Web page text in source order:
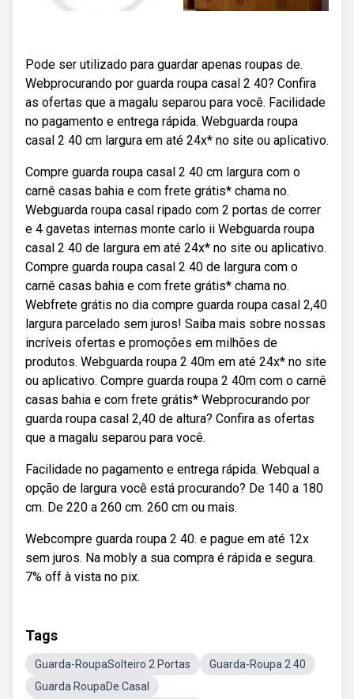
Pode ser utilizado para guardar apenas roupas de.
Webprocurando por guarda roupa casal 2 40? Confira
as ofertas que a magalu separou para você. Facilidade
no pagamento e entrega rápida. Webguarda roupa
casal 2 40 cm largura em até 24x* no site ou aplicativo.
Compre guarda roupa casal 2 40 cm largura com o
carnê casas bahia e com frete grátis* chama no.
Webguarda roupa casal ripado com 2 portas de correr
e 4 gavetas internas monte carlo ii Webguarda roupa
casal 2 40 de largura em até 24x* no site ou aplicativo.
Compre guarda roupa casal 2 40 de largura com o
carnê casas bahia e com frete grátis* chama no.
Webfrete grátis no dia compre guarda roupa casal 2,40
largura parcelado sem juros! Saiba mais sobre nossas
incríveis ofertas e promoções em milhões de
produtos. Webguarda roupa 2 40m em até 24x* no site
ou aplicativo. Compre guarda roupa 2 40m com o carnê
casas bahia e com frete grátis* Webprocurando por
guarda roupa casal 2,40 de altura? Confira as ofertas
que a magalu separou para você.
Facilidade no pagamento e entrega rápida. Webqual a
opção de largura você está procurando? De 140 a 180
cm. De 220 a 260 cm. 260 cm ou mais.
Webcompre guarda roupa 2 40. e pague em até 12x
sem juros. Na mobly a sua compra é rápida e segura.
7% off à vista no pix.
Tags
Guarda-RoupaSolteiro 2 Portas
Guarda-Roupa 2 40
Guarda RoupaDe Casal